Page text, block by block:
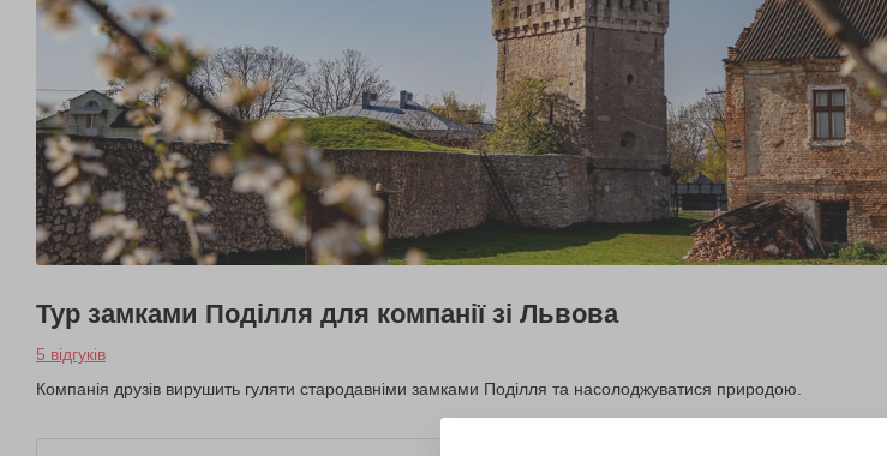
Тур замками Поділля для компанії зі Львова
5 відгуків
Компанія друзів вирушить гуляти стародавніми замками Поділля та насолоджуватися природою.